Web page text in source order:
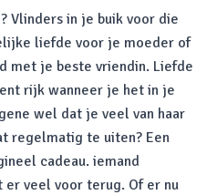
Vlinders in je buik voor die
liefde voor je moeder of
met je beste vriendin. Liefde
rijk wanneer je het in je
wel dat je veel van haar
regelmatig te uiten? Een
cadeau. iemand
veel voor terug. Of er nu